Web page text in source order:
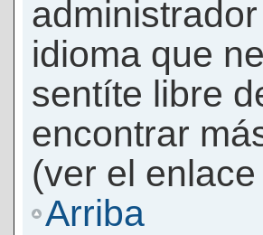
idioma que
sentíte libre
encontrar
(ver el
Arriba